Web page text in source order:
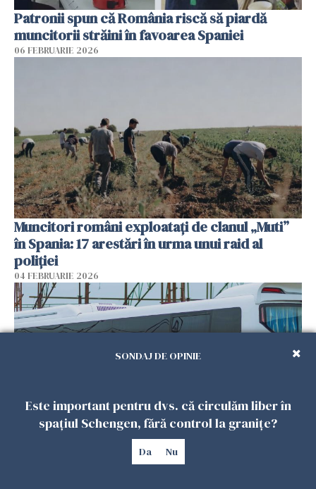
Patronii spun că România riscă să piardă
muncitorii străini în favoarea Spaniei
06 FEBRUARIE 2026
Muncitori români exploatați de clanul „Muti”
în Spania: 17 arestări în urma unui raid al
poliției
04 FEBRUARIE 2026
Un autocar cu turiști a derapat în Turcia. Nouă
SONDAJ DE OPINIE
Este important pentru dvs. că circulăm liber în
spațiul Schengen, fără control la granițe?
Da Nu